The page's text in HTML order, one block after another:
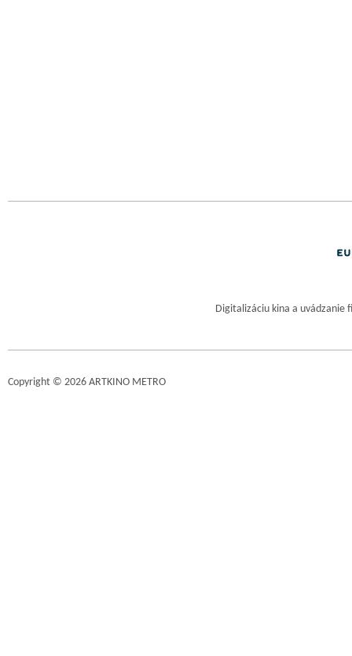
Digitalizáciu kina a uvádzanie
Copyright © 2026 ARTKINO METRO